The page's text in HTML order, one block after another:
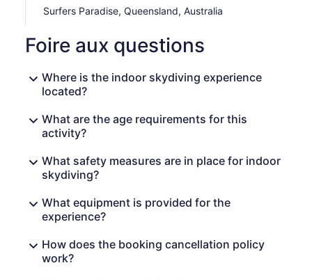
Surfers Paradise, Queensland, Australia
Foire aux questions
Where is the indoor skydiving experience
located?
What are the age requirements for this
activity?
What safety measures are in place for indoor
skydiving?
What equipment is provided for the
experience?
How does the booking cancellation policy
work?